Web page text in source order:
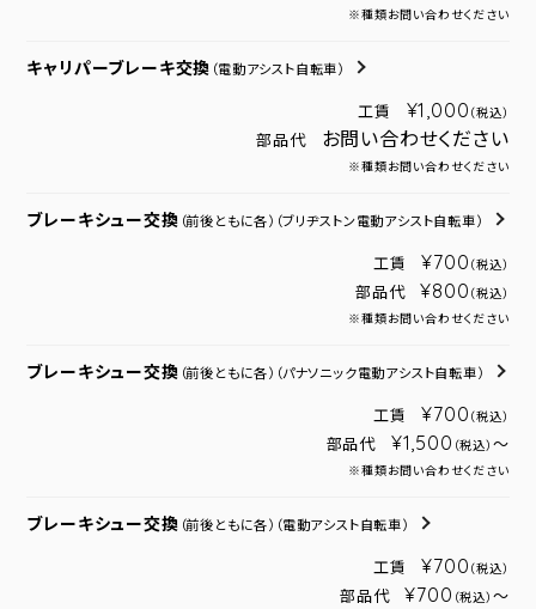
※種類お問い合わせください
キャリパーブレーキ交換 （電動アシスト自転車）
工賃 ¥1,000 （税込）
部品代 お問い合わせください
※種類お問い合わせください
ブレーキシュー交換 （前後ともに各） （ブリヂストン電動アシスト自転車）
工賃 ¥700 （税込）
部品代 ¥800 （税込）
※種類お問い合わせください
ブレーキシュー交換 （前後ともに各） （パナソニック電動アシスト自転車）
工賃 ¥700 （税込）
部品代 ¥1,500 （税込） ～
※種類お問い合わせください
ブレーキシュー交換 （前後ともに各） （電動アシスト自転車）
工賃 ¥700 （税込）
部品代 ¥700 （税込） ～